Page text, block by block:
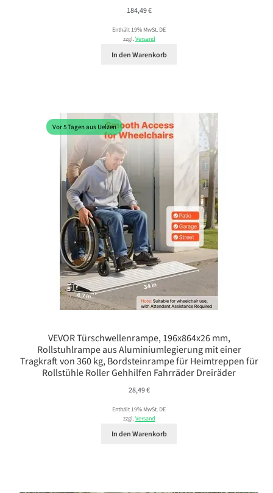
184,49€
Enthält 19% MwSt. DE
zzgl.Versand
In den Warenkorb
Vor 5 Tagen aus Uelzen
VEVOR Türschwellenrampe, 196x864x26 mm,
Rollstuhlrampe aus Aluminiumlegierung mit einer
Tragkraft von 360 kg, Bordsteinrampe für Heimtreppen für
Rollstühle Roller Gehhilfen Fahrräder Dreiräder
28,49€
Enthält 19% MwSt. DE
zzgl.Versand
In den Warenkorb